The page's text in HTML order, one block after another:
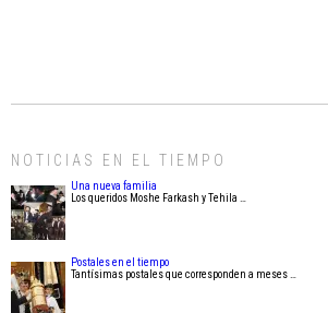
NOTICIAS EN EL TIEMPO
Una nueva familia
Los queridos Moshe Farkash y Tehila …
Postales en el tiempo
Tantísimas postales que corresponden a meses …